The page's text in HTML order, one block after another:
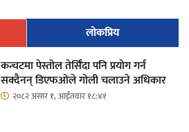
लोकप्रिय
कन्चटमा पेस्तोल तेर्सिँदा पनि प्रयोग गर्न
सक्दैनन् डिएफओले गोली चलाउने अधिकार
२०८२ असार १, आईतवार १८:४१